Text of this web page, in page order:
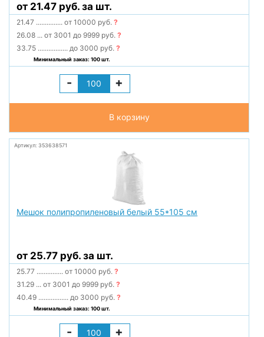
от 21.47 руб. за шт.
21.47 ............... от 10000 руб.?
26.08 ... от 3001 до 9999 руб.?
33.75 ................. до 3000 руб.?
Минимальный заказ: 100 шт.
- +
В корзину
Артикул: 353638571
Мешок полипропиленовый белый 55*105 см
от 25.77 руб. за шт.
25.77 ............... от 10000 руб.?
31.29 ... от 3001 до 9999 руб.?
40.49 ................. до 3000 руб.?
Минимальный заказ: 100 шт.
- +